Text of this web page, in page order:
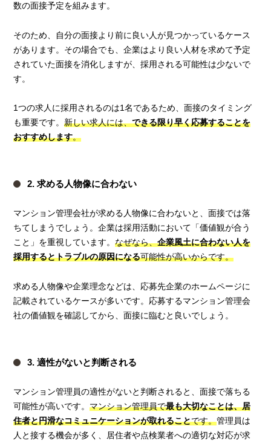
数の面接予定を組みます。
そのため、自分の面接より前に良い人が見つかっているケース
があります。その場合でも、企業はより良い人材を求めて予定
されていた面接を消化しますが、採用される可能性は少ないで
す。
1つの求人に採用されるのは1名であるため、面接のタイミング
も重要です。新しい求人には、できる限り早く応募することを
おすすめします。
2. 求める人物像に合わない
マンション管理会社が求める人物像に合わないと、面接では落
ちてしまうでしょう。企業は採用活動において「価値観が合う
こと」を重視しています。なぜなら、企業風土に合わない人を
採用するとトラブルの原因になる可能性が高いからです。
求める人物像や企業理念などは、応募先企業のホームページに
記載されているケースが多いです。応募するマンション管理会
社の価値観を確認してから、面接に臨むと良いでしょう。
3. 適性がないと判断される
マンション管理員の適性がないと判断されると、面接で落ちる
可能性が高いです。マンション管理員で最も大切なことは、居
住者と円滑なコミュニケーションが取れることです。管理員は
人と接する機会が多く、居住者や点検業者への適切な対応が求